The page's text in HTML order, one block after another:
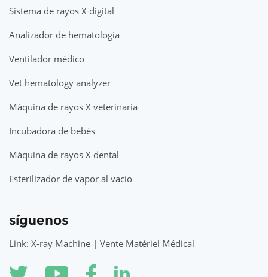
Sistema de rayos X digital
Analizador de hematología
Ventilador médico
Vet hematology analyzer
Máquina de rayos X veterinaria
Incubadora de bebés
Máquina de rayos X dental
Esterilizador de vapor al vacío
síguenos
Link: X-ray Machine | Vente Matériel Médical